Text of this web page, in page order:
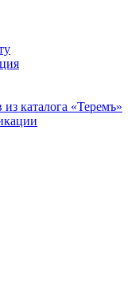
каталога «Теремъ»